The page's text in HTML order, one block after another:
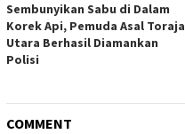
Sembunyikan Sabu di Dalam
Korek Api, Pemuda Asal Toraja
Utara Berhasil Diamankan
Polisi
COMMENT